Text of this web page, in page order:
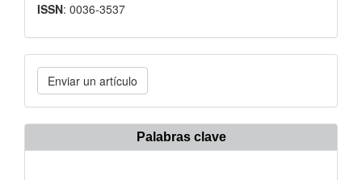
ISSN: 0036-3537
Enviar
un
artículo
Enviar un artículo
Palabras clave